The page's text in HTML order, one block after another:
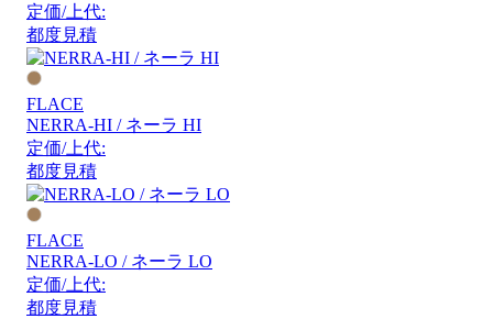
定価/上代:
都度見積
FLACE
NERRA-HI / ネーラ HI
定価/上代:
都度見積
FLACE
NERRA-LO / ネーラ LO
定価/上代:
都度見積